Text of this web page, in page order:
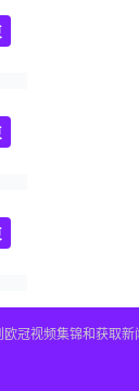
冠视频集锦和获取